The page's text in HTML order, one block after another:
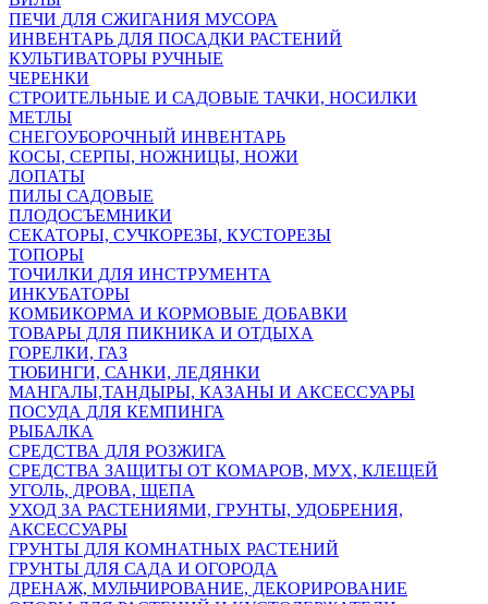
ПЕЧИ ДЛЯ СЖИГАНИЯ МУСОРА
ИНВЕНТАРЬ ДЛЯ ПОСАДКИ РАСТЕНИЙ
КУЛЬТИВАТОРЫ РУЧНЫЕ
ЧЕРЕНКИ
СТРОИТЕЛЬНЫЕ И САДОВЫЕ ТАЧКИ, НОСИЛКИ
МЕТЛЫ
СНЕГОУБОРОЧНЫЙ ИНВЕНТАРЬ
КОСЫ, СЕРПЫ, НОЖНИЦЫ, НОЖИ
ЛОПАТЫ
ПИЛЫ САДОВЫЕ
ПЛОДОСЪЕМНИКИ
СЕКАТОРЫ, СУЧКОРЕЗЫ, КУСТОРЕЗЫ
ТОПОРЫ
ТОЧИЛКИ ДЛЯ ИНСТРУМЕНТА
ИНКУБАТОРЫ
КОМБИКОРМА И КОРМОВЫЕ ДОБАВКИ
ТОВАРЫ ДЛЯ ПИКНИКА И ОТДЫХА
ГОРЕЛКИ, ГАЗ
ТЮБИНГИ, САНКИ, ЛЕДЯНКИ
МАНГАЛЫ,ТАНДЫРЫ, КАЗАНЫ И АКСЕССУАРЫ
ПОСУДА ДЛЯ КЕМПИНГА
РЫБАЛКА
СРЕДСТВА ДЛЯ РОЗЖИГА
СРЕДСТВА ЗАЩИТЫ ОТ КОМАРОВ, МУХ, КЛЕЩЕЙ
УГОЛЬ, ДРОВА, ЩЕПА
УХОД ЗА РАСТЕНИЯМИ, ГРУНТЫ, УДОБРЕНИЯ,
АКСЕССУАРЫ
ГРУНТЫ ДЛЯ КОМНАТНЫХ РАСТЕНИЙ
ГРУНТЫ ДЛЯ САДА И ОГОРОДА
ДРЕНАЖ, МУЛЬЧИРОВАНИЕ, ДЕКОРИРОВАНИЕ